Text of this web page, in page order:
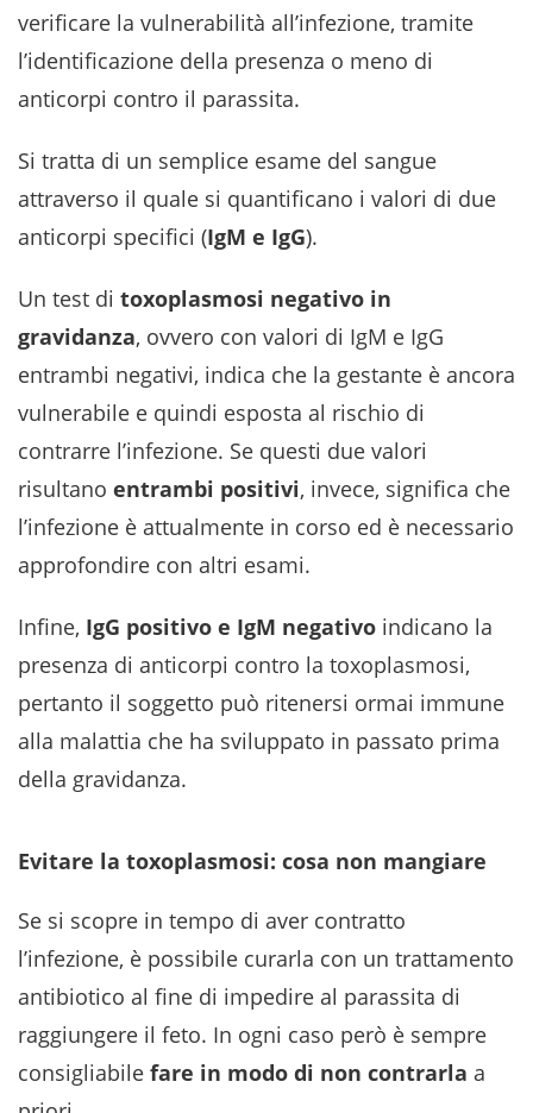
verificare la vulnerabilità all’infezione, tramite
l’identificazione della presenza o meno di
anticorpi contro il parassita.
Si tratta di un semplice esame del sangue
attraverso il quale si quantificano i valori di due
anticorpi specifici (IgM e IgG).
Un test di toxoplasmosi negativo in
gravidanza, ovvero con valori di IgM e IgG
entrambi negativi, indica che la gestante è ancora
vulnerabile e quindi esposta al rischio di
contrarre l’infezione. Se questi due valori
risultano entrambi positivi, invece, significa che
l’infezione è attualmente in corso ed è necessario
approfondire con altri esami.
Infine, IgG positivo e IgM negativo indicano la
presenza di anticorpi contro la toxoplasmosi,
pertanto il soggetto può ritenersi ormai immune
alla malattia che ha sviluppato in passato prima
della gravidanza.
Evitare la toxoplasmosi: cosa non mangiare
Se si scopre in tempo di aver contratto
l’infezione, è possibile curarla con un trattamento
antibiotico al fine di impedire al parassita di
raggiungere il feto. In ogni caso però è sempre
consigliabile fare in modo di non contrarla a